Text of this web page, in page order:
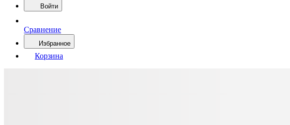
Войти
Сравнение
Избранное
Корзина